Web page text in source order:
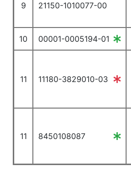
9 21150-1010077-00
10 00001-0005194-01
11 11180-3829010-03
11 8450108087